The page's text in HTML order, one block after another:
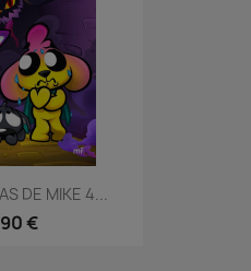
DE MIKE 4...
€